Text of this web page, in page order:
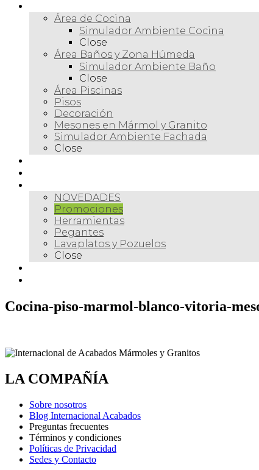
Área de Cocina
Simulador Ambiente Cocina
Close
Área Baños y Zona Húmeda
Simulador Ambiente Baño
Close
Área Piscinas
Pisos
Decoración
Mesones en Mármol y Granito
Simulador Ambiente Fachada
Close
NOVEDADES
Promociones
Herramientas
Pegantes
Lavaplatos y Pozuelos
Close
Cocina-piso-marmol-blanco-vitoria-
LA COMPAÑÍA
Sobre nosotros
Blog Internacional Acabados
Preguntas frecuentes
Términos y condiciones
Políticas de Privacidad
Sedes y Contacto